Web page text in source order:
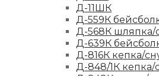
Д-11ШК
Д-559К
Д-568К шляпка/
Д-639К
Д-816К кепка/
Д-848/1К